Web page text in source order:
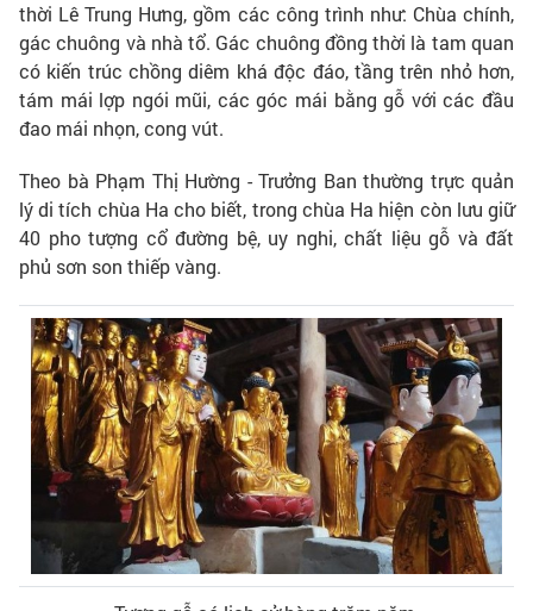
thời Lê Trung Hưng, gồm các công trình như: Chùa chính,
gác chuông và nhà tổ. Gác chuông đồng thời là tam quan
có kiến trúc chồng diêm khá độc đáo, tầng trên nhỏ hơn,
tám mái lợp ngói mũi, các góc mái bằng gỗ với các đầu
đao mái nhọn, cong vút.
Theo bà Phạm Thị Hường - Trưởng Ban thường trực quản
lý di tích chùa Ha cho biết, trong chùa Ha hiện còn lưu giữ
40 pho tượng cổ đường bệ, uy nghi, chất liệu gỗ và đất
phủ sơn son thiếp vàng.